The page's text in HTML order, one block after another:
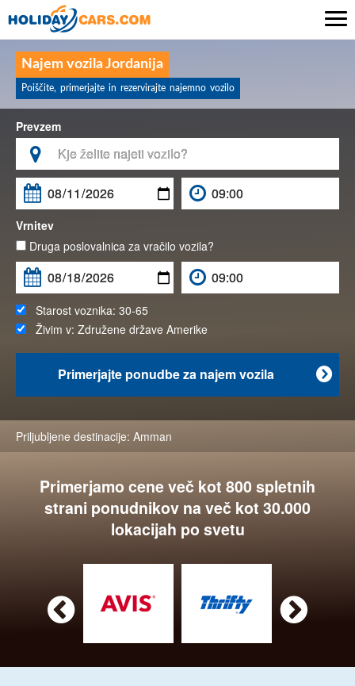
Najem vozila Jordanija
Poiščite, primerjajte in rezervirajte najemno vozilo
Prevzem


Vrnitev
Druga poslovalnica za vračilo vozila?
Starost voznika: 30-65
Živim v: Združene države Amerike

Primerjajte ponudbe za najem vozila
Priljubljene destinacije: Amman
Primerjamo cene več kot 800 spletnih
strani ponudnikov na več kot 30.000
lokacijah po svetu
 